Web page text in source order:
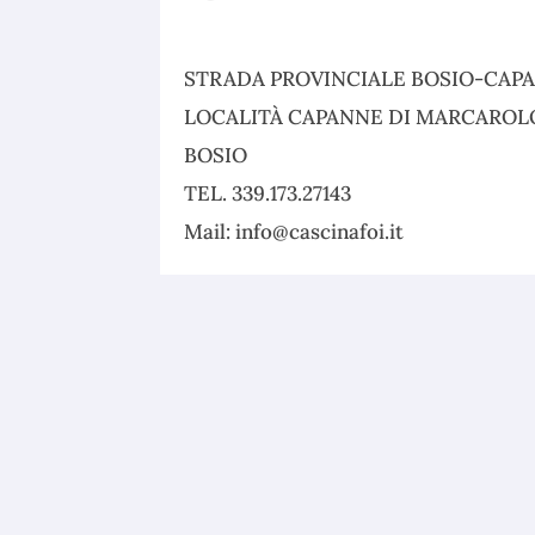
STRADA PROVINCIALE BOSIO-
LOCALITÀ CAPANNE DI
BOSIO
TEL. 339.173.27143
Mail: info@cascinafoi.it